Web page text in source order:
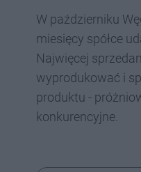
W październiku
miesięcy spółce
Najwięcej
wyprodukować i
produktu -
konkurencyjne.